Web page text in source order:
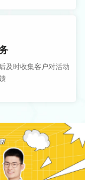
及时收集客户对活动